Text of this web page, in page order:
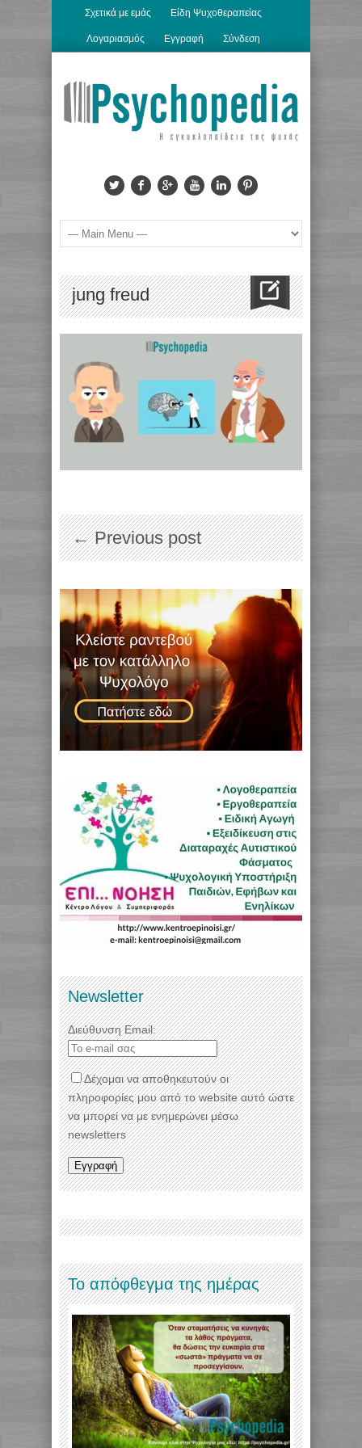
Σχετικά με εμάς Είδη Ψυχοθεραπείας
Λογαριασμός Εγγραφή Σύνδεση
jung freud
← Previous post
Newsletter
Διεύθυνση Email:
Δέχομαι να αποθηκευτούν οι
πληροφορίες μου από το website αυτό ώστε
να μπορεί να με ενημερώνει μέσω
newsletters
Το απόφθεγμα της ημέρας